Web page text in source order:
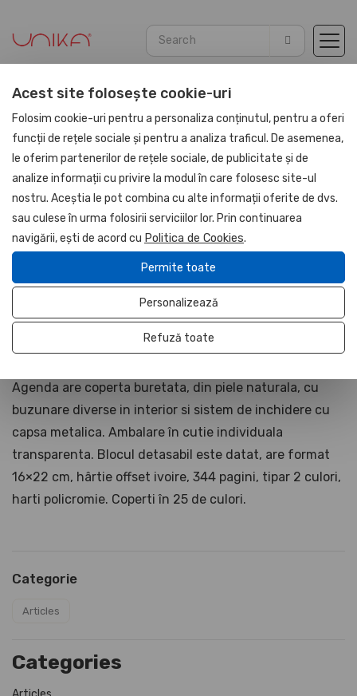
Home Blog Articles
Agenda Gama Rainbow -
Unika
Posted at 31 July 2020, ByNina Tudor
Pionierat in Romania: prima gama de agende cu coperti
din piele naturala intr-o varietate de 25 de culori.
Agenda are coperta buretata, din piele naturala, cu
buzunare diverse in interior si sistem de inchidere cu
capsa metalica. Ambalare în cutie individuala
transparenta. Blocul detasabil este datat, are format
16×22 cm, hârtie offset ivoire, 344 pagini, tipar 2 culori,
harti policromie. Coperti în 25 de culori.
Categorie
Articles
Categories
Acest site folosește cookie-uri
Folosim cookie-uri pentru a personaliza conținutul, pentru a oferi
funcții de rețele sociale și pentru a analiza traficul. De asemenea,
le oferim partenerilor de rețele sociale, de publicitate și de
analize informații cu privire la modul în care folosesc site-ul
nostru. Aceștia le pot combina cu alte informații oferite de dvs.
sau culese în urma folosirii serviciilor lor. Prin continuarea
navigării, ești de acord cu Politica de Cookies.
Permite toate
Personalizează
Refuză toate